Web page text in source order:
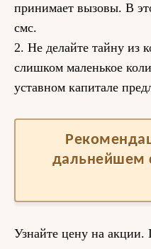
принимает вызовы. В
смс.
2. Не делайте тайну из
слишком маленькое
уставном капитале
дальнейшем
Узнайте цену на